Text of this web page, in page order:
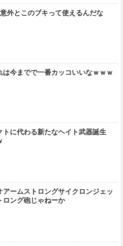
意外とこのブキって使えるんだな
は今までで一番カッコいいなｗｗｗ
トに代わる新たなヘイト武器誕生
アームストロングサイクロンジェッ
ロング砲じゃねーか